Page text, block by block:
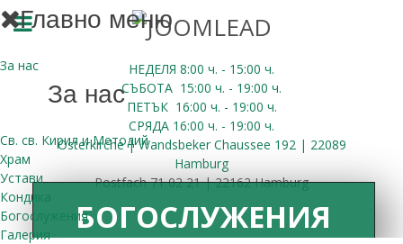
НЕДЕЛЯ 8:00 ч. - 15:00 ч.
СЪБОТА 15:00 ч. - 19:00 ч.
ПЕТЪК 16:00 ч. - 19:00 ч.
СРЯДА 16:00 ч. - 19:00 ч.
Osterkirche | Wandsbeker Chaussee 192 | 22089
Hamburg
Postfach 71 02 21 | 22162 Hamburg
Главно меню
За нас
За нас
Св. св. Кирил и Методий
Храм
Устави
Кондика
Богослужения
Галерия
БОГОСЛУЖЕНИЯ